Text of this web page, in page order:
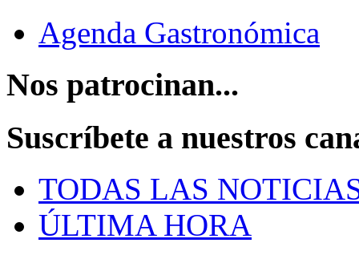
Agenda Gastronómica
Nos patrocinan...
Suscríbete a nuestros
TODAS LAS
ÚLTIMA HORA